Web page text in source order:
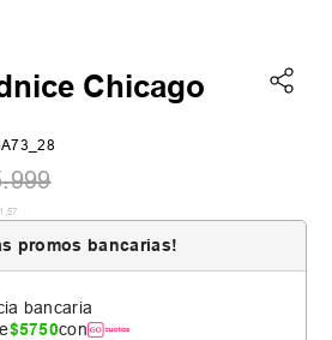
Chicago
.999
57
promos bancarias!
bancaria
$5750con